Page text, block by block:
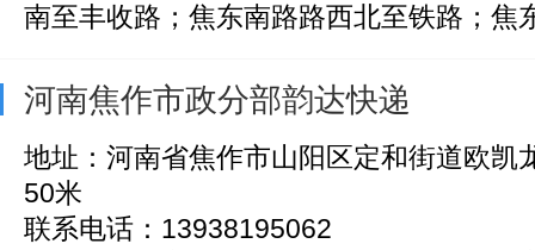
南至丰收路；焦东南路路西北至铁路；焦
河南焦作市政分部韵达快递
地址：河南省焦作市山阳区定和街道欧凯
50米
联系电话：13938195062